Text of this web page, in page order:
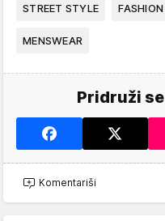
STREET STYLE FASHION
MENSWEAR
Pridruži
Komentariši